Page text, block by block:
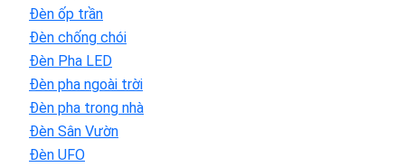
Đèn ốp trần
Đèn chống chói
Đèn Pha LED
Đèn pha ngoài trời
Đèn pha trong nhà
Đèn Sân Vườn
Đèn UFO